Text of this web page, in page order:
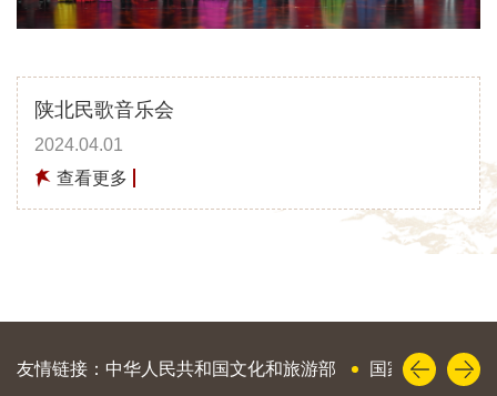
陕北民歌音乐会
2024.04.01
查看更多
友情链接： 中华人民共和国文化和旅游部 国家艺术基金